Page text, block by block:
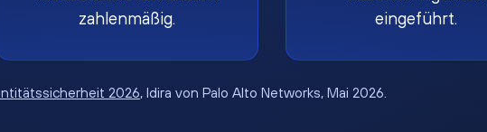
zahlenmäßig.
eingeführt.
2026, Idira von Palo Alto Networks, Mai 2026.